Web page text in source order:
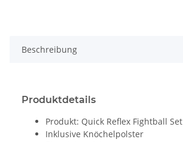
Beschreibung
Produktdetails
Produkt: Quick Reflex Fightball Set
Inklusive Knöchelpolster